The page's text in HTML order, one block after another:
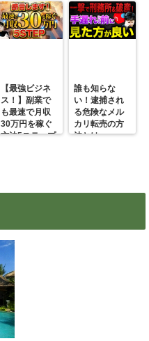
【最強ビジネ
ス！】副業で
も最速で月収
30万円を稼ぐ
方法5ステップ
誰も知らな
い！逮捕され
る危険なメル
カリ転売の方
法とは